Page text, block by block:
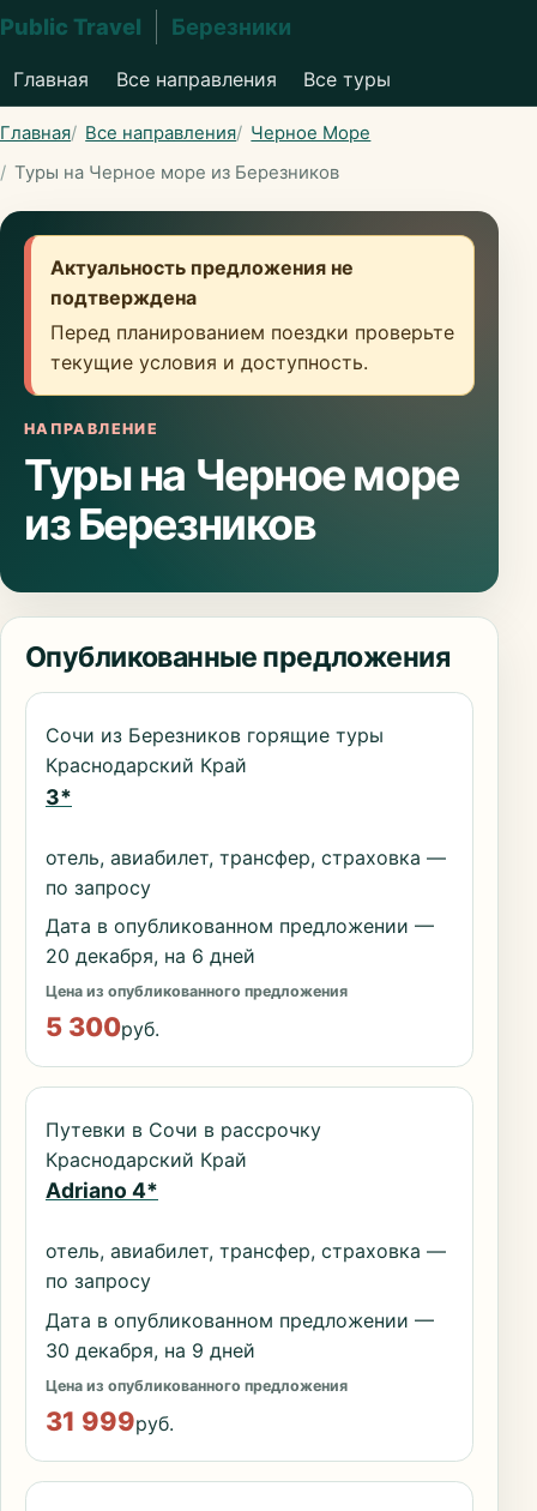
Public Travel Березники
Главная Все направления Все туры
Главная Все направления
Черное Море
Туры на Черное море из Березников
Актуальность предложения не
подтверждена
Перед планированием поездки проверьте
текущие условия и доступность.
НАПРАВЛЕНИЕ
Туры на Черное море
из Березников
Опубликованные предложения
Сочи из Березников горящие туры
Краснодарский Край
3*
отель, авиабилет, трансфер, страховка —
по запросу
Дата в опубликованном предложении —
20 декабря, на 6 дней
Цена из опубликованного предложения
5 300руб.
Путевки в Сочи в рассрочку
Краснодарский Край
Adriano 4*
отель, авиабилет, трансфер, страховка —
по запросу
Дата в опубликованном предложении —
30 декабря, на 9 дней
Цена из опубликованного предложения
31 999руб.